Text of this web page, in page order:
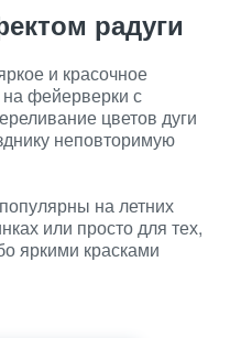
радуги
и красочное
фейерверки с
цветов дуги
неповторимую
на летних
или просто для тех,
яркими красками